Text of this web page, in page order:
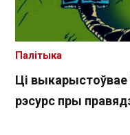
Ці
рэсурс пры
Палітыка